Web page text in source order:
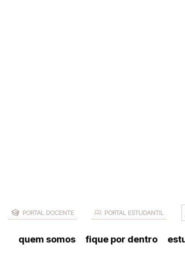
PORTAL DOCENTE PORTAL ESTUDANTIL
quem somos fique por dentro